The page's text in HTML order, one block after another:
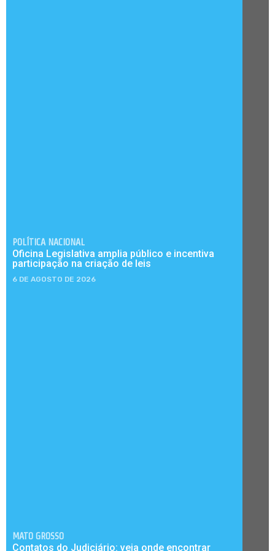
POLÍTICA NACIONAL
Oficina Legislativa amplia público e incentiva
participação na criação de leis
6 DE AGOSTO DE 2026
MATO GROSSO
Contatos do Judiciário: veja onde encontrar